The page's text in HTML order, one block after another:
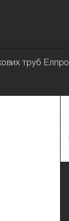
труб